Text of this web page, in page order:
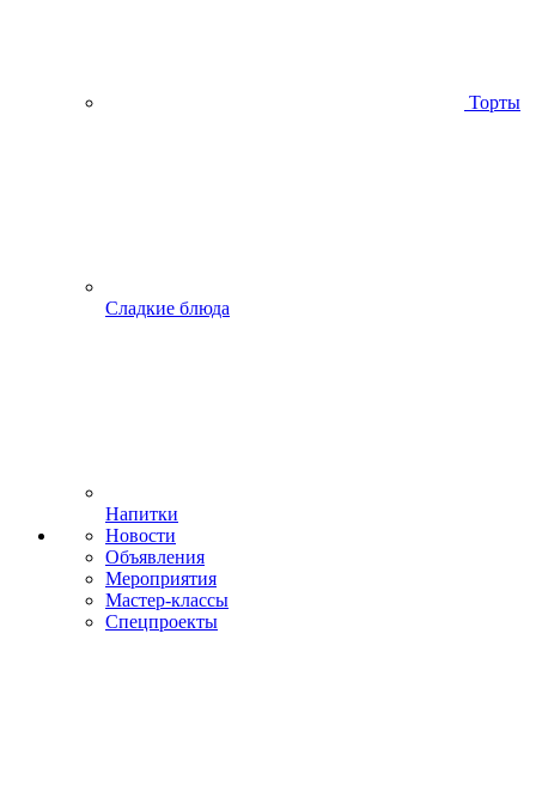
Торты
Сладкие блюда
Напитки
Новости
Объявления
Мероприятия
Мастер-классы
Спецпроекты